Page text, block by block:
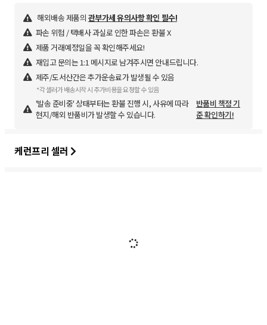
해외배송 제품의 관부가세 유의사항 확인 필수!
파손 위험 / 택배사 과실로 인한 파손은 환불 X
제품 거래예정일을 꼭 확인해주세요!
재입고 문의는 1:1 메시지로 남겨주시면 안내드립니다.
제주/도서산간은 추가운송료가 발생될 수 있음
*각 셀러가 배송시작 시 추가비용을 요청할 수 있음
'발송 준비중' 상태부터는 환불 진행 시, 사유에 따라
현지/해외 반품비가 발생할 수 있습니다.
반품비 책정 기
준 확인하기!
케런프리 셀러